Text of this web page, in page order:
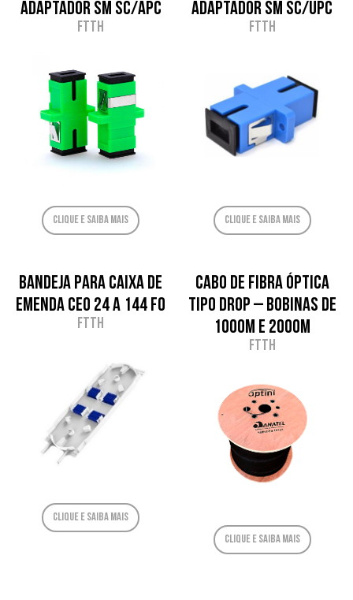
Adaptador SM SC/APC
FTTH
Clique e saiba mais
Adaptador SM SC/UPC
FTTH
Clique e saiba mais
Bandeja para Caixa de
Emenda CEO 24 a 144 FO
FTTH
Clique e saiba mais
Cabo de Fibra Óptica
Tipo Drop – Bobinas de
1000m e 2000m
FTTH
Clique e saiba mais